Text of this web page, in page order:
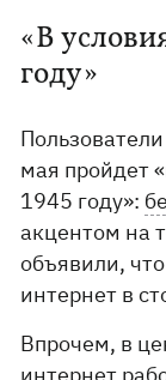
«В
году»
мая пройдет
1945 году»:
акцентом на
объявили,
интернет в
Впрочем, в